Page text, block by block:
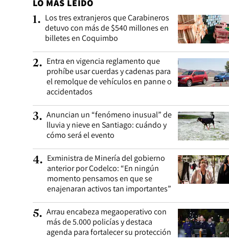
LO MÁS LEÍDO
1. Los tres extranjeros que Carabineros
detuvo con más de $540 millones en
billetes en Coquimbo
2. Entra en vigencia reglamento que
prohíbe usar cuerdas y cadenas para
el remolque de vehículos en panne o
accidentados
3. Anuncian un “fenómeno inusual” de
lluvia y nieve en Santiago: cuándo y
cómo será el evento
4. Exministra de Minería del gobierno
anterior por Codelco: “En ningún
momento pensamos en que se
enajenaran activos tan importantes”
5. Arrau encabeza megaoperativo con
más de 5.000 policías y destaca
agenda para fortalecer su protección